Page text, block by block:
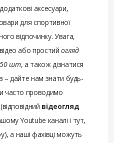
аксесуари,
для спортивної
відпочинку. Увага,
або простийогляд
шт, а також дізнатися
– дайте нам знати будь-
часто проводимо
відеогляд
Youtube каналі і тут,
а наші фахівці можуть